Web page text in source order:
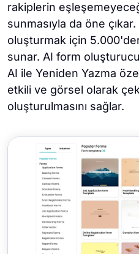
rakiplerin
sunmasıyla da öne
oluşturmak için
sunar. AI form
AI ile Yeniden Yazma
etkili ve görsel olarak
oluşturulmasını sağlar.